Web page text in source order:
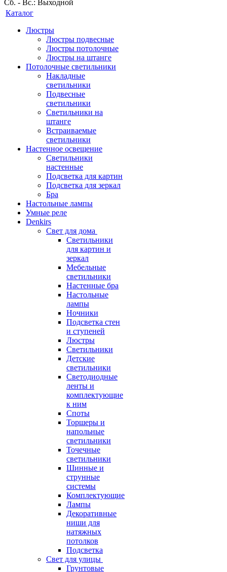
Сб. - Вс.: Выходной
Каталог
Люстры
Люстры подвесные
Люстры потолочные
Люстры на штанге
Потолочные светильники
Накладные
светильники
Подвесные
светильники
Светильники на
штанге
Встраиваемые
светильники
Настенное освещение
Светильники
настенные
Подсветка для картин
Подсветка для зеркал
Бра
Настольные лампы
Умные реле
Denkirs
Свет для дома
Светильники
для картин и
зеркал
Мебельные
светильники
Настенные бра
Настольные
лампы
Ночники
Подсветка стен
и ступеней
Люстры
Светильники
Детские
светильники
Светодиодные
ленты и
комплектующие
к ним
Споты
Торшеры и
напольные
светильники
Точечные
светильники
Шинные и
струнные
системы
Комплектующие
Лампы
Декоративные
ниши для
натяжных
потолков
Подсветка
Свет для улицы
Грунтовые